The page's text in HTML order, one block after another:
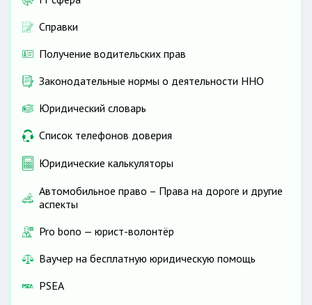
Справки
Получение водительских прав
Законодательные нормы о деятельности ННО
Юридический словарь
Список телефонов доверия
Юридические калькуляторы
Автомобильное право – Права на дороге и другие
аспекты
Pro bono — юрист-волонтёр
Ваучер на бесплатную юридическую помощь
PSEA